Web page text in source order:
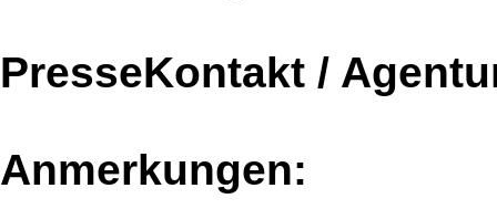
PresseKontakt /
Anmerkungen: